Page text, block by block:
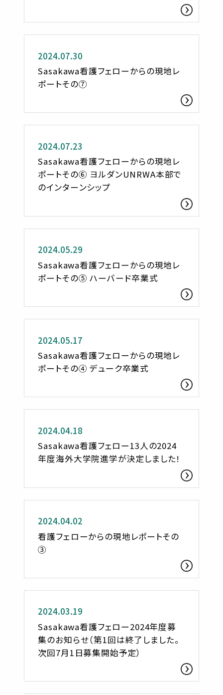
活動レポート
2024.07.30
Sasakawa看護フェローからの現地レ
ポートその⑦
活動レポート
2024.07.23
Sasakawa看護フェローからの現地レ
ポートその⑥ ヨルダンUNRWA本部で
のインターンシップ
活動レポート
2024.05.29
Sasakawa看護フェローからの現地レ
ポートその⑤ ハーバード卒業式
活動レポート
2024.05.17
Sasakawa看護フェローからの現地レ
ポートその④ デューク卒業式
お知らせ
2024.04.18
Sasakawa看護フェロー13人の2024
年度海外大学院進学が決定しました!
活動レポート
2024.04.02
看護フェローからの現地レポートその
③
お知らせ
2024.03.19
Sasakawa看護フェロー2024年度募
集のお知らせ（第1回は終了しました。
次回7月1日募集開始予定）
活動レポート